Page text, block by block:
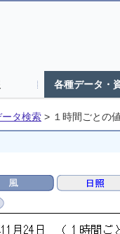
各種データ・
タ検索 > １時間ごとの